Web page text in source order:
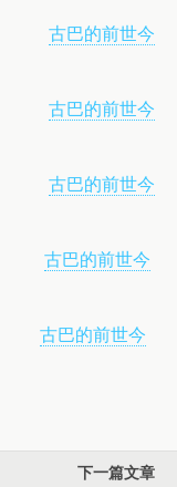
古巴的前世今
古巴的前世今
古巴的前世今
古巴的前世今
古巴的前世今
下一篇文章